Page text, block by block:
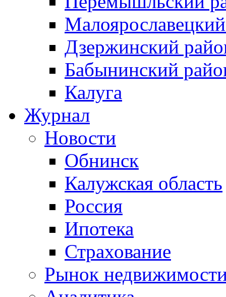
Дзержинский
Бабынинский
Калуга
Журнал
Новости
Обнинск
Калужская область
Россия
Ипотека
Страхование
Рынок